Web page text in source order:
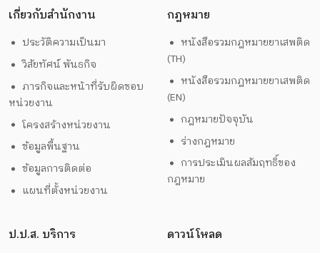
เกี่ยวกับสำนักงาน
ประวัติความเป็นมา
วิสัยทัศน์ พันธกิจ
ภารกิจและหน้าที่รับผิดชอบ
หน่วยงาน
โครงสร้างหน่วยงาน
ข้อมูลพื้นฐาน
ข้อมูลการติดต่อ
แผนที่ตั้งหน่วยงาน
กฎหมาย
หนังสือรวมกฎหมายยาเสพติด
(TH)
หนังสือรวมกฎหมายยาเสพติด
(EN)
กฎหมายปัจจุบัน
ร่างกฎหมาย
การประเมินผลสัมฤทธิ์ของ
กฎหมาย
ป.ป.ส. บริการ ดาวน์โหลด